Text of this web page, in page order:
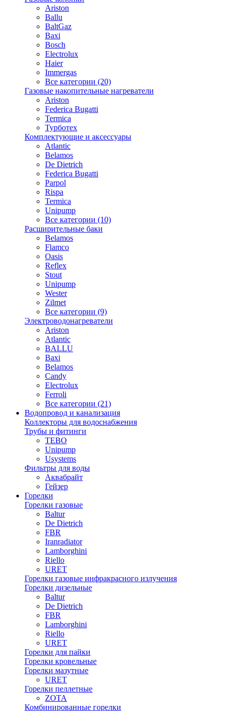
Ariston
Ballu
BaltGaz
Baxi
Bosсh
Electrolux
Haier
Immergas
Все категории (20)
Газовые накопительные нагреватели
Ariston
Federica Bugatti
Termica
Турботех
Комплектующие и аксессуары
Atlantic
Belamos
De Dietrich
Federica Bugatti
Parpol
Rispa
Termica
Unipump
Все категории (10)
Расширительные баки
Belamos
Flamco
Oasis
Reflex
Stout
Unipump
Wester
Zilmet
Все категории (9)
Электроводонагреватели
Ariston
Atlantic
BALLU
Baxi
Belamos
Candy
Electrolux
Ferroli
Все категории (21)
Водопровод и канализация
Коллекторы для водоснабжения
Трубы и фитинги
TEBO
Unipump
Usystems
Фильтры для воды
Аквабрайт
Гейзер
Горелки
Горелки газовые
Baltur
De Dietrich
FBR
Iranradiator
Lamborghini
Riello
URET
Горелки газовые инфракрасного излучения
Горелки дизельные
Baltur
De Dietrich
FBR
Lamborghini
Riello
URET
Горелки для пайки
Горелки кровельные
Горелки мазутные
URET
Горелки пеллетные
ZOTA
Комбинированные горелки